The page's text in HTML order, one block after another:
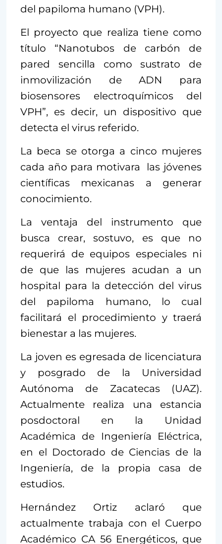
del papiloma humano (VPH).
El proyecto que realiza tiene como
título “Nanotubos de carbón de
pared sencilla como sustrato de
inmovilización de ADN para
biosensores electroquímicos del
VPH”, es decir, un dispositivo que
detecta el virus referido.
La beca se otorga a cinco mujeres
cada año para motivara las jóvenes
científicas mexicanas a generar
conocimiento.
La ventaja del instrumento que
busca crear, sostuvo, es que no
requerirá de equipos especiales ni
de que las mujeres acudan a un
hospital para la detección del virus
del papiloma humano, lo cual
facilitará el procedimiento y traerá
bienestar a las mujeres.
La joven es egresada de licenciatura
y posgrado de la Universidad
Autónoma de Zacatecas (UAZ).
Actualmente realiza una estancia
posdoctoral en la Unidad
Académica de Ingeniería Eléctrica,
en el Doctorado de Ciencias de la
Ingeniería, de la propia casa de
estudios.
Hernández Ortiz aclaró que
actualmente trabaja con el Cuerpo
Académico CA 56 Energéticos, que